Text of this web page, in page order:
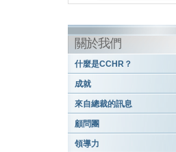
關於我們
什麼是CCHR？
成就
來自總裁的訊息
顧問團
領導力